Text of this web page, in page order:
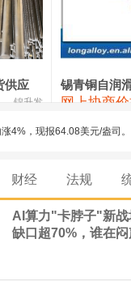
24,300—24,500
供应
锦升发
锡青铜自润
网上协商价
4%，现报64.08美元/盎司。
长、总经理兼首席技术官王兴
创新和技术积累，公司逐步形
度机器人身体集成技术、机
财经 法规
AI算力"卡脖子"新战
缺口超70%，谁在闷